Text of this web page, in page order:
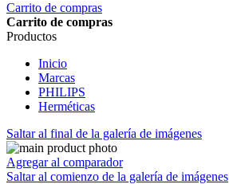
Carrito de compras
Carrito de compras
Productos
Inicio
Marcas
PHILIPS
Herméticas
Saltar al final de la galería de imágenes
Agregar al comparador
Saltar al comienzo de la galería de imágenes